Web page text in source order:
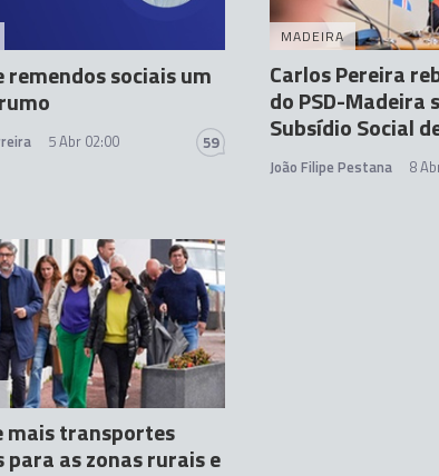
remendos sociais um
5 Abr 02:00 59
MADEIRA
Carlos Pereira
do PSD-Madeira
Subsídio Social
João Filipe Pestana 8
mais transportes
para as zonas rurais e